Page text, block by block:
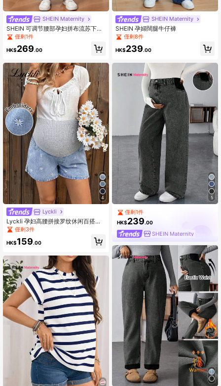
SHEIN Maternity
SHEIN 可调节腰部孕妇拼布流苏下摆
休闲喇叭牛仔裤
僅剩1件
HK$269.00
4
Lyckli
Lyckli 孕妇高腰拼接罗纹休闲百搭牛
仔短裤，适合春夏、嘉年华、通勤、
度假、毕业典礼等场合，时尚又充满Y
2K风格，可爱街头风，适合派对、婚
浅色水洗孕妇牛仔短裤饰有甜美雏菊
刺绣，提供孕妇腹部支撑，是复活节
的理想之选。蓝色款，款式多样，适
合各种场合。
僅剩3件
HK$159.00
SHEIN Maternity
SHEIN 孕婦闊腿牛仔褲
僅剩8件
HK$239.00
5
僅剩1件
HK$239.00
SHEIN Maternity